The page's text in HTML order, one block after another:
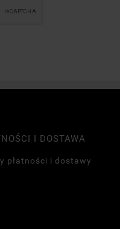
I DOSTAWA
płatności i dostawy